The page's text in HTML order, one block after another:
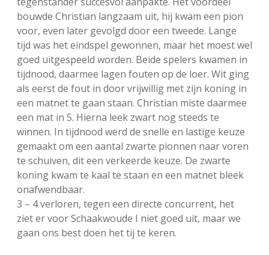
bouwde Christian langzaam uit, hij kwam een pion
voor, even later gevolgd door een tweede. Lange
tijd was het eindspel gewonnen, maar het moest wel
goed uitgespeeld worden. Beide spelers kwamen in
tijdnood, daarmee lagen fouten op de loer. Wit ging
als eerst de fout in door vrijwillig met zijn koning in
een matnet te gaan staan. Christian miste daarmee
een mat in 5. Hierna leek zwart nog steeds te
winnen. In tijdnood werd de snelle en lastige keuze
gemaakt om een aantal zwarte pionnen naar voren
te schuiven, dit een verkeerde keuze. De zwarte
koning kwam te kaal te staan en een matnet bleek
onafwendbaar.
3 – 4 verloren, tegen een directe concurrent, het
ziet er voor Schaakwoude I niet goed uit, maar we
gaan ons best doen het tij te keren.